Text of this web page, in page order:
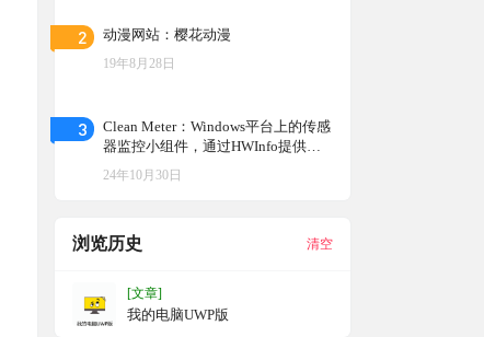
2 动漫网站：樱花动漫
19年8月28日
3
Clean Meter：Windows平台上的传感
器监控小组件，通过HWInfo提供的
数据，以图形化的方式展示系统性能
信息
24年10月30日
浏览历史 清空
[文章]
我的电脑UWP版